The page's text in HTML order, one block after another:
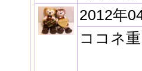
2012年
ココネ